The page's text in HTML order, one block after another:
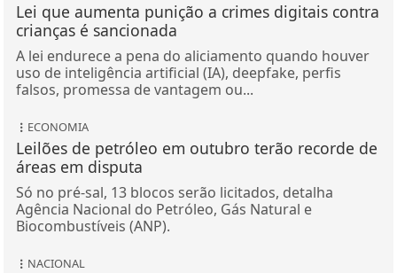
Lei que aumenta punição a crimes digitais contra
crianças é sancionada
A lei endurece a pena do aliciamento quando houver
uso de inteligência artificial (IA), deepfake, perfis
falsos, promessa de vantagem ou...
ECONOMIA
Leilões de petróleo em outubro terão recorde de
áreas em disputa
Só no pré-sal, 13 blocos serão licitados, detalha
Agência Nacional do Petróleo, Gás Natural e
Biocombustíveis (ANP).
NACIONAL